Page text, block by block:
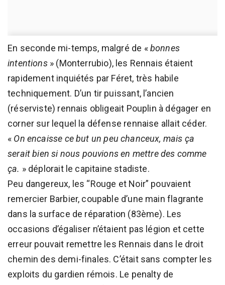
En seconde mi-temps, malgré de «bonnes
intentions» (Monterrubio), les Rennais étaient
rapidement inquiétés par Féret, très habile
techniquement. D’un tir puissant, l’ancien
(réserviste) rennais obligeait Pouplin à dégager en
corner sur lequel la défense rennaise allait céder.
« On encaisse ce but un peu chanceux, mais ça
serait bien si nous pouvions en mettre des comme
ça. » déplorait le capitaine stadiste.
Peu dangereux, les “Rouge et Noir” pouvaient
remercier Barbier, coupable d’une main flagrante
dans la surface de réparation (83ème). Les
occasions d’égaliser n’étaient pas légion et cette
erreur pouvait remettre les Rennais dans le droit
chemin des demi-finales. C’était sans compter les
exploits du gardien rémois. Le penalty de